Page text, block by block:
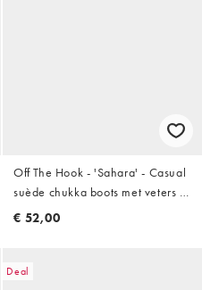
Off The Hook - 'Sahara' - Casual
suède chukka boots met veters in
zwart
€ 52,00
Deal